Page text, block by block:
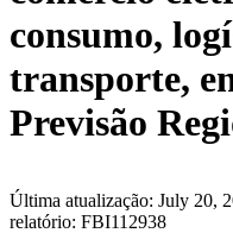
consumo,
transporte,
Previsão
Última atualização: July 20,
relatório: FBI112938